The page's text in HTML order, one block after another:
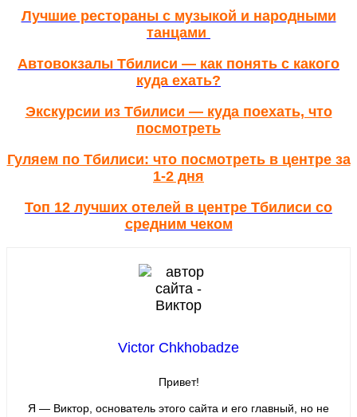
Лучшие рестораны с музыкой и народными
танцами
Автовокзалы Тбилиси — как понять с какого
куда ехать?
Экскурсии из Тбилиси — куда поехать, что
посмотреть
Гуляем по Тбилиси: что посмотреть в центре за
1-2 дня
Топ 12 лучших отелей в центре Тбилиси со
средним чеком
Victor Chkhobadze
Привет!
Я — Виктор, основатель этого сайта и его главный, но не